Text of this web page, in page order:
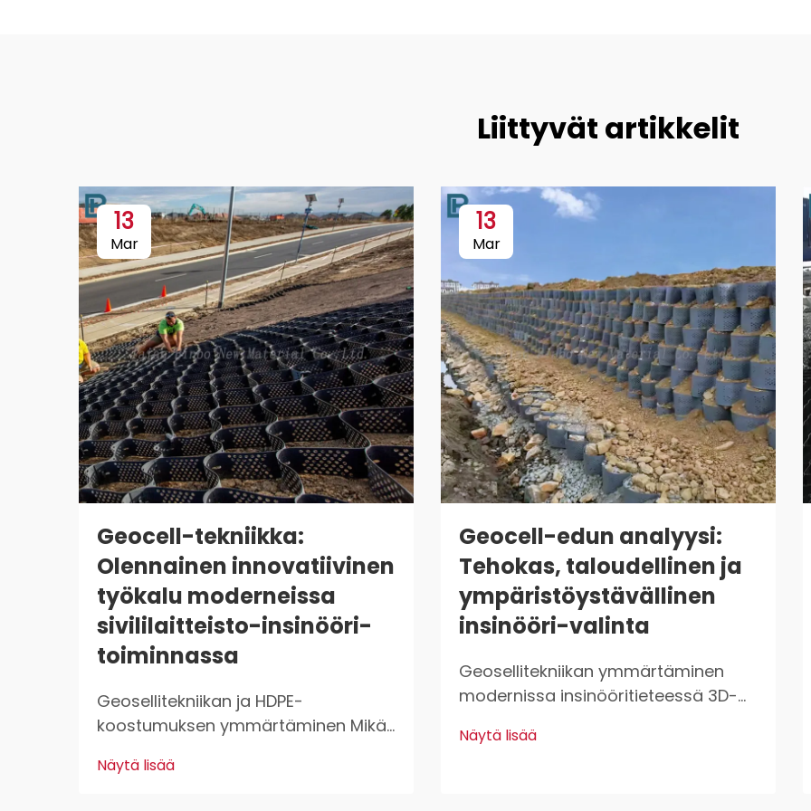
Liittyvät artikkelit
13
Mar
Geocell-tekniikka:
Olennainen innovatiivinen
työkalu moderneissa
sivililaitteisto-insinööri-
toiminnassa
Geosellitekniikan ja HDPE-
koostumuksen ymmärtäminen Mikä
kevyitä, 3D-rakenteita, joita
Näytä lisää
13
Mar
Geocell-edun analyysi:
Tehokas, taloudellinen ja
ympäristöystävällinen
insinööri-valinta
Geosellitekniikan ymmärtäminen
modernissa insinööritieteessä 3D-
Geosellitekniikka edustaa
Näytä lisää